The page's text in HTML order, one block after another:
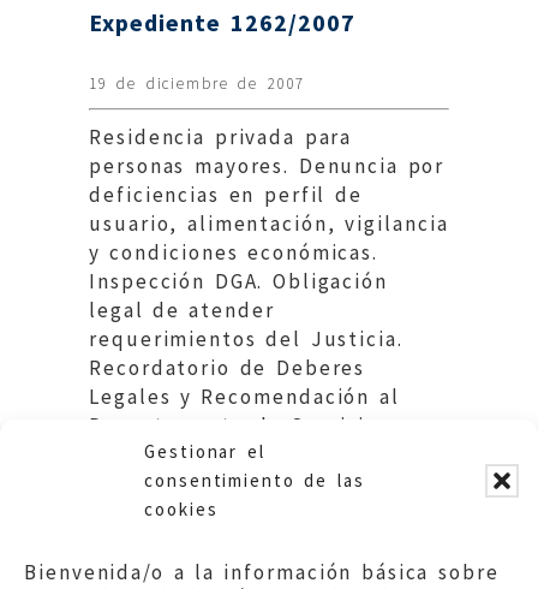
Gestionar el
consentimiento de las
cookies
Bienvenida/o a la información básica sobre
Expediente 1262/2007
19 de diciembre de 2007
Residencia privada para
personas mayores. Denuncia por
deficiencias en perfil de
usuario, alimentación, vigilancia
y condiciones económicas.
Inspección DGA. Obligación
legal de atender
requerimientos del Justicia.
Recordatorio de Deberes
Legales y Recomendación al
Departamento de Servicios
Sociales y Familia.